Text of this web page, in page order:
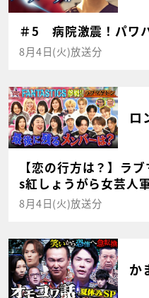
＃5 病院激震！パワ
8月4日(火)放送分
ロ
【恋の行方は？】ラ
s紅しょうがら女芸人
8月4日(火)放送分
か